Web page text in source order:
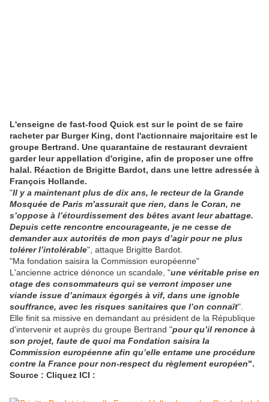
L'enseigne de fast-food Quick est sur le point de se faire
racheter par Burger King, dont l'actionnaire majoritaire est le
groupe Bertrand. Une quarantaine de restaurant devraient
garder leur appellation d'origine, afin de proposer une offre
halal. Réaction de Brigitte Bardot, dans une lettre adressée à
François Hollande.
"Il y a maintenant plus de dix ans, le recteur de la Grande
Mosquée de Paris m’assurait que rien, dans le Coran, ne
s’oppose à l’étourdissement des bêtes avant leur abattage.
Depuis cette rencontre encourageante, je ne cesse de
demander aux autorités de mon pays d’agir pour ne plus
tolérer l’intolérable", attaque Brigitte Bardot.
"Ma fondation saisira la Commission européenne"
L'ancienne actrice dénonce un scandale, "une véritable prise en
otage des consommateurs qui se verront imposer une
viande issue d’animaux égorgés à vif, dans une ignoble
souffrance, avec les risques sanitaires que l’on connaît".
Elle finit sa missive en demandant au président de la République
d'intervenir et auprès du groupe Bertrand "pour qu’il renonce à
son projet, faute de quoi ma Fondation saisira la
Commission européenne afin qu’elle entame une procédure
contre la France pour non-respect du règlement européen".
Source : Cliquez ICI :